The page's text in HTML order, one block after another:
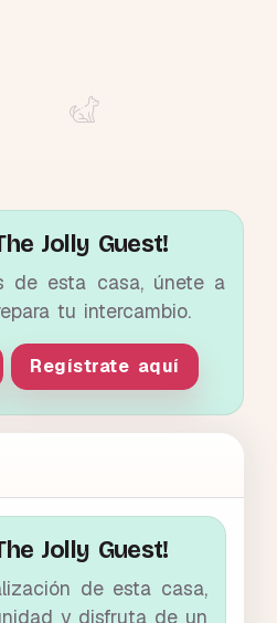
Jolly Guest!
de esta casa, únete a
tu intercambio.
Regístrate aquí
Jolly Guest!
de esta casa,
y disfruta de un